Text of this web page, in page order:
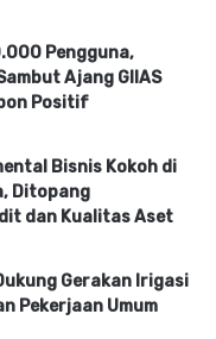
Pengguna,
Ajang GIIAS
Positif
Bisnis Kokoh di
Ditopang
dan Kualitas Aset
Gerakan Irigasi
Pekerjaan Umum